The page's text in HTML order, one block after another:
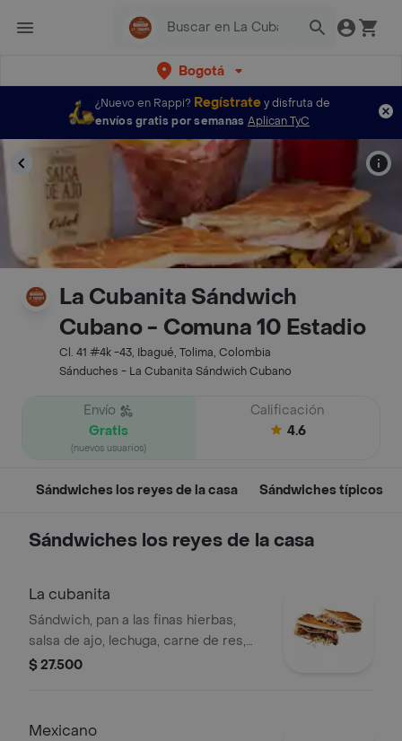
Bogotá
¿Nuevo en Rappi? Regístratey disfruta de
envíos gratis por semanas Aplican TyC
La Cubanita Sándwich
Cubano - Comuna 10 Estadio
Cl. 41 #4k -43, Ibagué, Tolima, Colombia
Sánduches - La Cubanita Sándwich Cubano
Envío
Gratis
(nuevos usuarios)
Calificación
4.6
Sándwiches los reyes de la casa Sándwiches típicos
Sándwiches los reyes de la casa
La cubanita
Sándwich, pan a las finas hierbas,
salsa de ajo, lechuga, carne de res,
pollo, jamón, champiñones, tocineta,
$ 27.500
Mexicano